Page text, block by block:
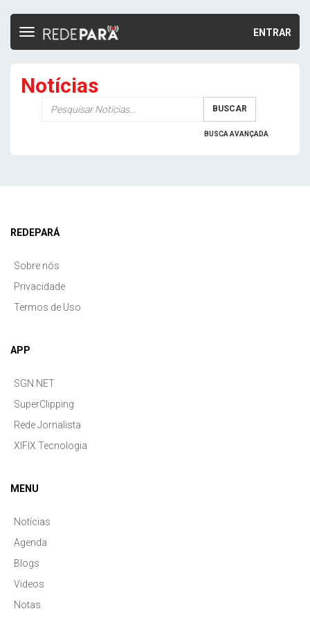
ENTRAR
Toggle
Notícias
BUSCAR
BUSCA AVANÇADA
REDEPARÁ
Sobre nós
Privacidade
Termos de Uso
APP
SGN.NET
SuperClipping
Rede Jornalista
XIFIX Tecnologia
MENU
Notícias
Agenda
Blogs
Videos
Notas